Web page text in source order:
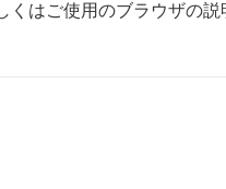
はご使用のブラウザの